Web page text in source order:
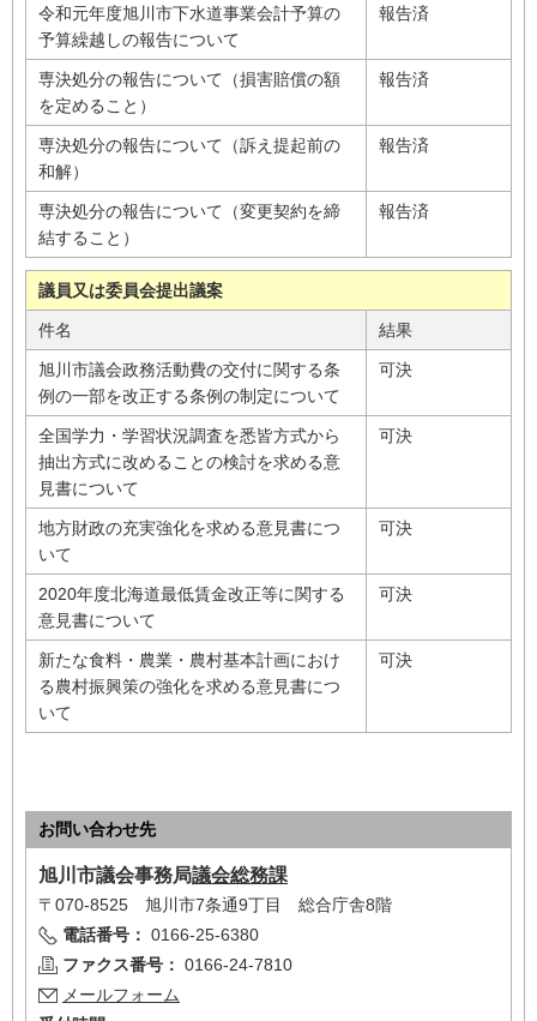
令和元年度旭川市下水道事業会計予算の
予算繰越しの報告について
報告済
専決処分の報告について（損害賠償の額
を定めること）
報告済
専決処分の報告について（訴え提起前の
和解）
報告済
専決処分の報告について（変更契約を締
結すること）
報告済
議員又は委員会提出議案
件名 結果
旭川市議会政務活動費の交付に関する条
例の一部を改正する条例の制定について
可決
全国学力・学習状況調査を悉皆方式から
抽出方式に改めることの検討を求める意
見書について
可決
地方財政の充実強化を求める意見書につ
いて
可決
2020年度北海道最低賃金改正等に関する
意見書について
可決
新たな食料・農業・農村基本計画におけ
る農村振興策の強化を求める意見書につ
いて
可決
お問い合わせ先
旭川市議会事務局議会総務課
〒070-8525 旭川市7条通9丁目 総合庁舎8階
電話番号： 0166-25-6380
ファクス番号： 0166-24-7810
メールフォーム